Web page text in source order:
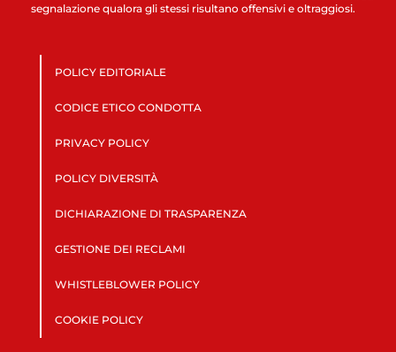
segnalazione qualora gli stessi risultano offensivi e oltraggiosi.
POLICY EDITORIALE
CODICE ETICO CONDOTTA
PRIVACY POLICY
POLICY DIVERSITÀ
DICHIARAZIONE DI TRASPARENZA
GESTIONE DEI RECLAMI
WHISTLEBLOWER POLICY
COOKIE POLICY